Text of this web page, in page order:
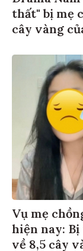
thất" bị mẹ
cây vàng
Vụ mẹ
hiện nay: Bị
về 8,5 cây